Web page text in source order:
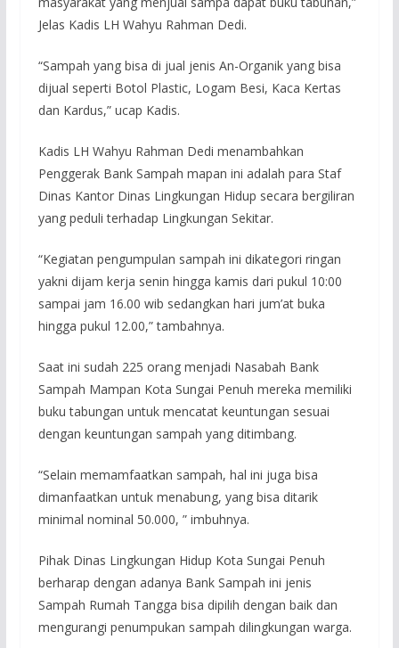
Jelas Kadis LH Wahyu Rahman Dedi.
“Sampah yang bisa di jual jenis An-Organik yang bisa
dijual seperti Botol Plastic, Logam Besi, Kaca Kertas
dan Kardus,” ucap Kadis.
Kadis LH Wahyu Rahman Dedi menambahkan
Penggerak Bank Sampah mapan ini adalah para Staf
Dinas Kantor Dinas Lingkungan Hidup secara bergiliran
yang peduli terhadap Lingkungan Sekitar.
“Kegiatan pengumpulan sampah ini dikategori ringan
yakni dijam kerja senin hingga kamis dari pukul 10:00
sampai jam 16.00 wib sedangkan hari jum’at buka
hingga pukul 12.00,” tambahnya.
Saat ini sudah 225 orang menjadi Nasabah Bank
Sampah Mampan Kota Sungai Penuh mereka memiliki
buku tabungan untuk mencatat keuntungan sesuai
dengan keuntungan sampah yang ditimbang.
“Selain memamfaatkan sampah, hal ini juga bisa
dimanfaatkan untuk menabung, yang bisa ditarik
minimal nominal 50.000, ” imbuhnya.
Pihak Dinas Lingkungan Hidup Kota Sungai Penuh
berharap dengan adanya Bank Sampah ini jenis
Sampah Rumah Tangga bisa dipilih dengan baik dan
mengurangi penumpukan sampah dilingkungan warga.